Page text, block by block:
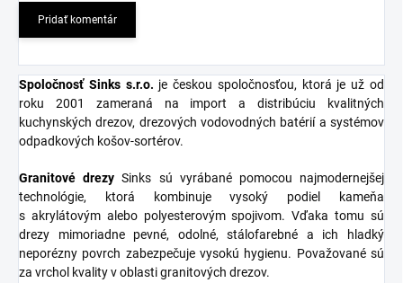
Pridať komentár
Spoločnosť Sinks s.r.o. je českou spoločnosťou, ktorá je už od
roku 2001 zameraná na import a distribúciu kvalitných
kuchynských drezov, drezových vodovodných batérií a systémov
odpadkových košov-sortérov.
Granitové drezy Sinks sú vyrábané pomocou najmodernejšej
technológie, ktorá kombinuje vysoký podiel kameňa
s akrylátovým alebo polyesterovým spojivom. Vďaka tomu sú
drezy mimoriadne pevné, odolné, stálofarebné a ich hladký
neporézny povrch zabezpečuje vysokú hygienu. Považované sú
za vrchol kvality v oblasti granitových drezov.